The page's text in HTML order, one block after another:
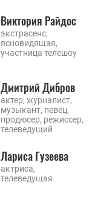
Виктория Райдос
экстрасенс,
ясновидящая,
участница телешоу
Дмитрий Дибров
актер, журналист,
музыкант, певец,
продюсер, режиссер,
телеведущий
Лариса Гузеева
актриса,
телеведущая